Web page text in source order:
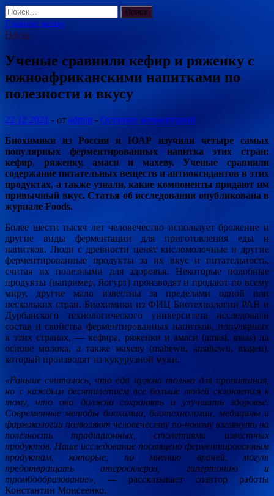
Найти:
Главное меню
Наука
Ученые сравнили кефир и ряженку с
южноафриканскими напитками по
полезности и вкусу
22.12.2021 - от admin - Оставьте комментарий
Биохимики из России и ЮАР изучили четыре самых
популярных ферментированных напитка этих стран:
кефир, ряженку, амаси и махеву. Ученые сравнили
содержание питательных веществ и антиоксидантов в этих
продуктах, а также узнали, какие компоненты придают им
привычный вкус. Статья об исследовании опубликована в
журнале Foods.
Более шести тысяч лет человечество использует брожение и
другие виды ферментации для приготовления еды и
напитков. Люди с древности ценят кисломолочные и другие
ферментированные продукты за их вкус и питательность,
считая их полезными для здоровья. Некоторые подобные
продукты (например, йогурт) производят и продают по всему
миру, другие мало известны за пределами одной или
нескольких стран. Биохимики из ФИЦ Биотехнологии РАН и
Дурбанского технологического университета исследовали
состав и свойства ферментированных напитков, популярных
в этих странах, — кефира, ряженки и амаси (amasi, maas) на
основе молока, а также махеву (mahewu, amahewu, mageu),
который производят из кукурузной муки.
«Раньше считалось, что еда нужна только для пропитания,
но с каждым десятилетием все больше людей склоняется к
тому, что она должна сохранять и улучшать здоровье.
Современные методы биохимии, биотехнологии, медицины и
фармакологии позволяют человечеству по-новому взглянуть на
полезность традиционных, столетиями известных
продуктов. Наше исследование посвящено ферментированным
продуктам, которые, по мнению врачей, могут
предотвращать атеросклероз, гипертонию и
тромбообразование», — рассказывает соавтор работы
Константин Моисеенко.